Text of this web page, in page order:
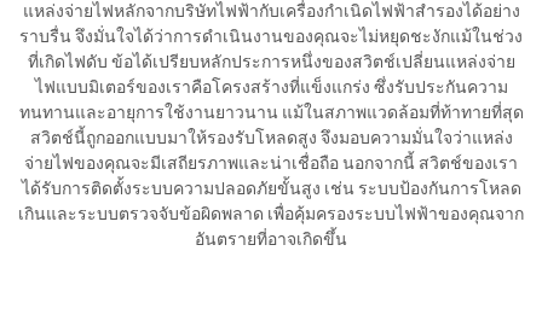
แหล่งจ่ายไฟหลักจากบริษัทไฟฟ้ากับเครื่องกำเนิดไฟฟ้าสำรองได้อย่าง
ราบรื่น จึงมั่นใจได้ว่าการดำเนินงานของคุณจะไม่หยุดชะงักแม้ในช่วง
ที่เกิดไฟดับ ข้อได้เปรียบหลักประการหนึ่งของสวิตช์เปลี่ยนแหล่งจ่าย
ไฟแบบมิเตอร์ของเราคือโครงสร้างที่แข็งแกร่ง ซึ่งรับประกันความ
ทนทานและอายุการใช้งานยาวนาน แม้ในสภาพแวดล้อมที่ท้าทายที่สุด
สวิตช์นี้ถูกออกแบบมาให้รองรับโหลดสูง จึงมอบความมั่นใจว่าแหล่ง
จ่ายไฟของคุณจะมีเสถียรภาพและน่าเชื่อถือ นอกจากนี้ สวิตช์ของเรา
ได้รับการติดตั้งระบบความปลอดภัยขั้นสูง เช่น ระบบป้องกันการโหลด
เกินและระบบตรวจจับข้อผิดพลาด เพื่อคุ้มครองระบบไฟฟ้าของคุณจาก
อันตรายที่อาจเกิดขึ้น